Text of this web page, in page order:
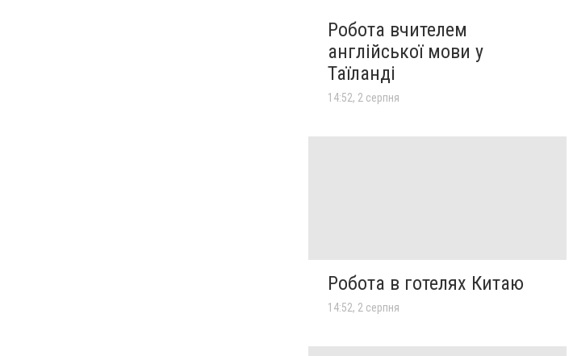
Робота вчителем
англійської мови у
Таїланді
14:52, 2 серпня
Робота в готелях Китаю
14:52, 2 серпня